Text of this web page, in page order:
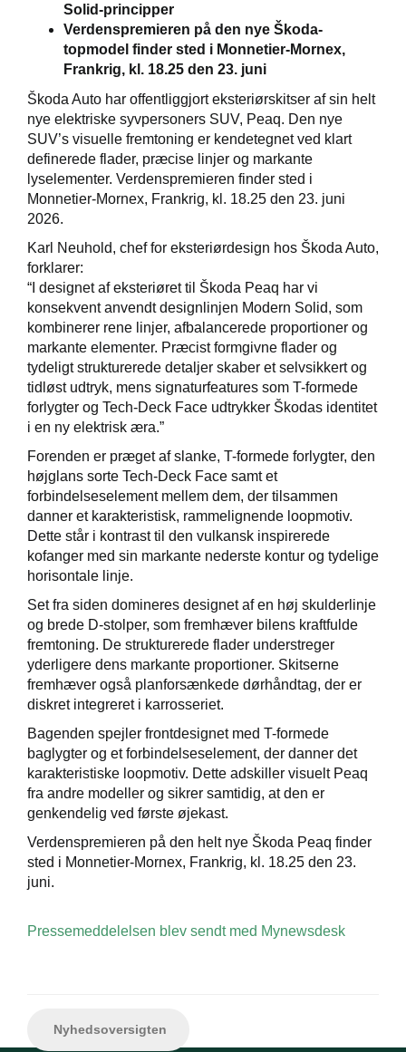
Solid-principper
Verdenspremieren på den nye Škoda-
topmodel finder sted i Monnetier-Mornex,
Frankrig, kl. 18.25 den 23. juni
Škoda Auto har offentliggjort eksteriørskitser af sin helt
nye elektriske syvpersoners SUV, Peaq. Den nye
SUV’s visuelle fremtoning er kendetegnet ved klart
definerede flader, præcise linjer og markante
lyselementer. Verdenspremieren finder sted i
Monnetier-Mornex, Frankrig, kl. 18.25 den 23. juni
2026.
Karl Neuhold, chef for eksteriørdesign hos Škoda Auto,
forklarer:
“I designet af eksteriøret til Škoda Peaq har vi
konsekvent anvendt designlinjen Modern Solid, som
kombinerer rene linjer, afbalancerede proportioner og
markante elementer. Præcist formgivne flader og
tydeligt strukturerede detaljer skaber et selvsikkert og
tidløst udtryk, mens signaturfeatures som T-formede
forlygter og Tech-Deck Face udtrykker Škodas identitet
i en ny elektrisk æra.”
Forenden er præget af slanke, T-formede forlygter, den
højglans sorte Tech-Deck Face samt et
forbindelseselement mellem dem, der tilsammen
danner et karakteristisk, rammelignende loopmotiv.
Dette står i kontrast til den vulkansk inspirerede
kofanger med sin markante nederste kontur og tydelige
horisontale linje.
Set fra siden domineres designet af en høj skulderlinje
og brede D-stolper, som fremhæver bilens kraftfulde
fremtoning. De strukturerede flader understreger
yderligere dens markante proportioner. Skitserne
fremhæver også planforsænkede dørhåndtag, der er
diskret integreret i karrosseriet.
Bagenden spejler frontdesignet med T-formede
baglygter og et forbindelseselement, der danner det
karakteristiske loopmotiv. Dette adskiller visuelt Peaq
fra andre modeller og sikrer samtidig, at den er
genkendelig ved første øjekast.
Verdenspremieren på den helt nye Škoda Peaq finder
sted i Monnetier-Mornex, Frankrig, kl. 18.25 den 23.
juni.
Pressemeddelelsen blev sendt med Mynewsdesk
Nyhedsoversigten